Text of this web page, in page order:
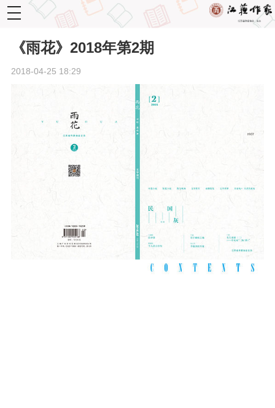
toggle
navigation
《雨花》2018年第2期
2018-04-25 18:29